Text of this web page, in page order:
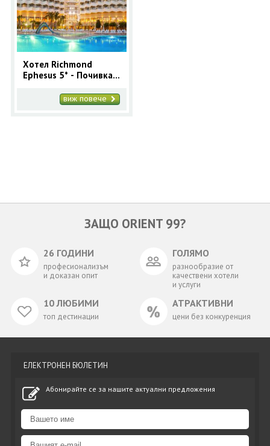
ЗА НАС
ФИРМЕНИ ДОКУМЕНТИ
0700 144 34
Хотел Richmond
Ephesus 5* - Почивка
нощувки Лято 2026
виж повече
ЗАЩО ORIENT 99?
26 ГОДИНИ
професионализъм
и доказан опит
ГОЛЯМО
разнообразие от
качествени хотели
и услуги
10 ЛЮБИМИ
топ дестинации
АТРАКТИВНИ
цени без конкуренция
ЕЛЕКТРОНЕН БЮЛЕТИН
Абонирайте се за нашите актуални предложения